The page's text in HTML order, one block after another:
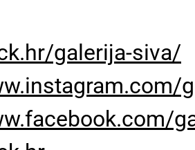
galerija-siva/